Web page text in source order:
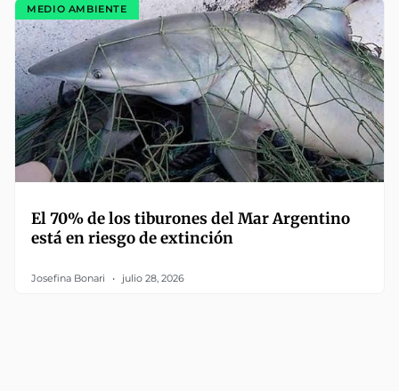
MEDIO AMBIENTE
El 70% de los tiburones del Mar Argentino
está en riesgo de extinción
Josefina Bonari julio 28, 2026